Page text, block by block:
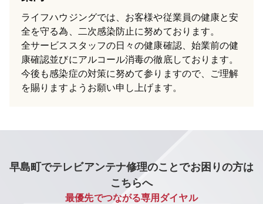
ライフハウジングでは、お客様や従業員の健康と安
全を守る為、二次感染防止に努めております。
全サービススタッフの日々の健康確認、始業前の健
康確認並びにアルコール消毒の徹底しております。
今後も感染症の対策に努めて参りますので、ご理解
を賜りますようお願い申し上げます。
早島町でテレビアンテナ修理のことでお困りの方は
こちらへ
最優先でつながる専用ダイヤル